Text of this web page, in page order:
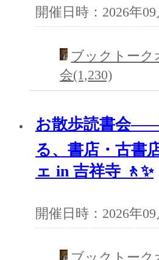
開催日時：2026年09
ブックトー
会(1,230)
お散歩読書会
る、書店・古書
ェ in 吉祥寺 🚶✨
開催日時：2026年09